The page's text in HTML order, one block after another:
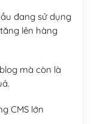
đang sử dụng
lên hàng
mà còn là
CMS lớn